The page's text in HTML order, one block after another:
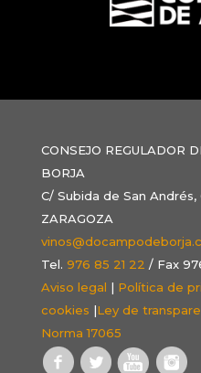
CONSEJO REGULADOR
BORJA
C/ Subida de San
ZARAGOZA
Tel. 976 85 21 22 / Fax
Aviso legal | Política de
cookies |Ley de
Norma 17065